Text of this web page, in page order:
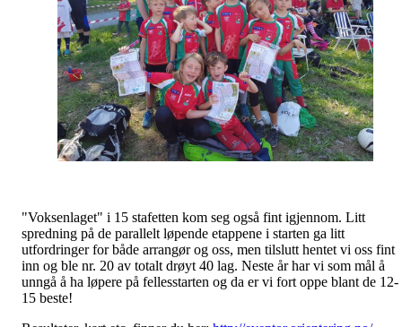
"Voksenlaget" i 15 stafetten kom seg også fint igjennom. Litt
spredning på de parallelt løpende etappene i starten ga litt
utfordringer for både arrangør og oss, men tilslutt hentet vi oss fint
inn og ble nr. 20 av totalt drøyt 40 lag. Neste år har vi som mål å
unngå å ha løpere på fellesstarten og da er vi fort oppe blant de 12-
15 beste!